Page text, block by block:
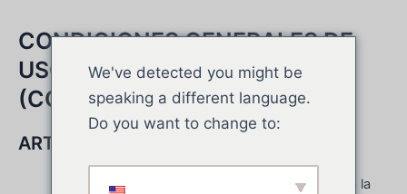
contenido
CONDICIONES GENERALES DE
USO SaaS OFFIMIZER
(CGU SaaS OFFIMIZER)
ARTÍCULO 1. DEFINICIONES
Activación de cuenta SaaS Offimizer: significa la
We've detected you might be
speaking a different language.
Do you want to change to: